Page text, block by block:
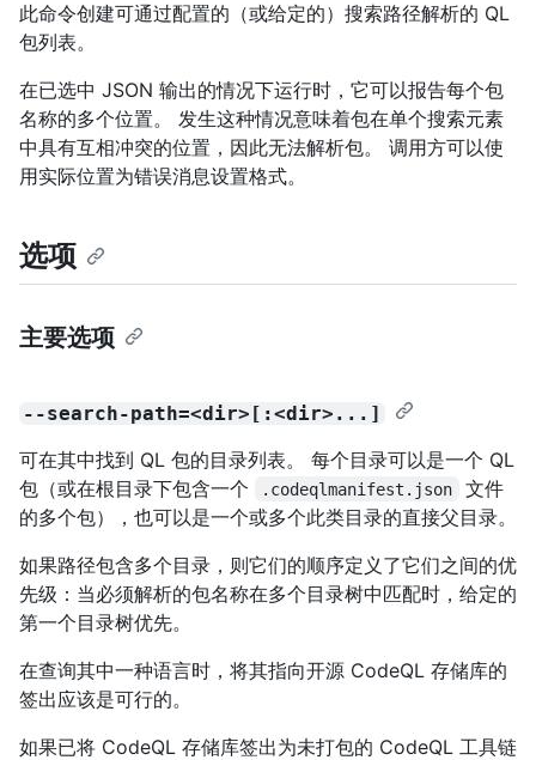
此命令创建可通过配置的（或给定的）搜索路径解析的 QL
包列表。
在已选中 JSON 输出的情况下运行时，它可以报告每个包
名称的多个位置。 发生这种情况意味着包在单个搜索元素
中具有互相冲突的位置，因此无法解析包。 调用方可以使
用实际位置为错误消息设置格式。
选项
主要选项
--search-path=<dir>[:<dir>...]
可在其中找到 QL 包的目录列表。 每个目录可以是一个 QL
包（或在根目录下包含一个
.codeqlmanifest.json
文件
的多个包），也可以是一个或多个此类目录的直接父目录。
如果路径包含多个目录，则它们的顺序定义了它们之间的优
先级：当必须解析的包名称在多个目录树中匹配时，给定的
第一个目录树优先。
在查询其中一种语言时，将其指向开源 CodeQL 存储库的
签出应该是可行的。
如果已将 CodeQL 存储库签出为未打包的 CodeQL 工具链